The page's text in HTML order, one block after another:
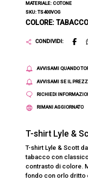
MATERIALE: COTONE
SKU: TS400VOG
COLORE:
CONDIVIDI:
AVVISAMI QUANDO
AVVISAMI SE IL
RICHIEDI
RIMANI AGGIORNATO
T-shirt Lyle &
T-shirt Lyle & Scott
tabacco con
contrasto di colore.
fondo con orlo dritto